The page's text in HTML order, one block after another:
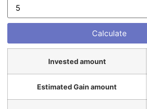
Invested amount
Estimated Gain amount